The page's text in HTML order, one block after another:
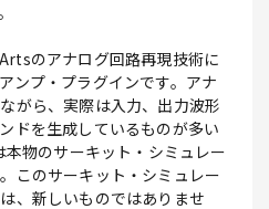
のアナログ回路再現技術に
ンプ・プラグインです。アナ
がら、実際は入力、出力波形
ドを生成しているものが多い
物のサーキット・シミュレー
このサーキット・シミュレー
、新しいものではありませ